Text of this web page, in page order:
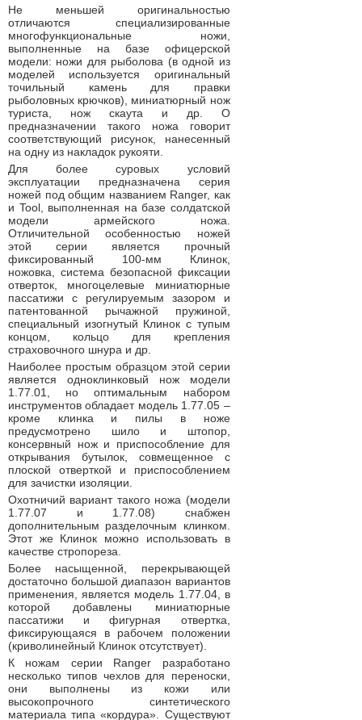
Не меньшей оригинальностью
отличаются специализированные
многофункциональные ножи,
выполненные на базе офицерской
модели: ножи для рыболова (в одной из
моделей используется оригинальный
точильный камень для правки
рыболовных крючков), миниатюрный нож
туриста, нож скаута и др. О
предназначении такого ножа говорит
соответствующий рисунок, нанесенный
на одну из накладок рукояти.
Для более суровых условий
эксплуатации предназначена серия
ножей под общим названием Ranger, как
и Tool, выполненная на базе солдатской
модели армейского ножа.
Отличительной особенностью ножей
этой серии является прочный
фиксированный 100-мм Клинок,
ножовка, система безопасной фиксации
отверток, многоцелевые миниатюрные
пассатижи с регулируемым зазором и
патентованной рычажной пружиной,
специальный изогнутый Клинок с тупым
концом, кольцо для крепления
страховочного шнура и др.
Наиболее простым образцом этой серии
является одноклинковый нож модели
1.77.01, но оптимальным набором
инструментов обладает модель 1.77.05 –
кроме клинка и пилы в ноже
предусмотрено шило и штопор,
консервный нож и приспособление для
открывания бутылок, совмещенное с
плоской отверткой и приспособлением
для зачистки изоляции.
Охотничий вариант такого ножа (модели
1.77.07 и 1.77.08) снабжен
дополнительным разделочным клинком.
Этот же Клинок можно использовать в
качестве стропореза.
Более насыщенной, перекрывающей
достаточно большой диапазон вариантов
применения, является модель 1.77.04, в
которой добавлены миниатюрные
пассатижи и фигурная отвертка,
фиксирующаяся в рабочем положении
(криволинейный Клинок отсутствует).
К ножам серии Ranger разработано
несколько типов чехлов для переноски,
они выполнены из кожи или
высокопрочного синтетического
материала типа «кордура». Существуют